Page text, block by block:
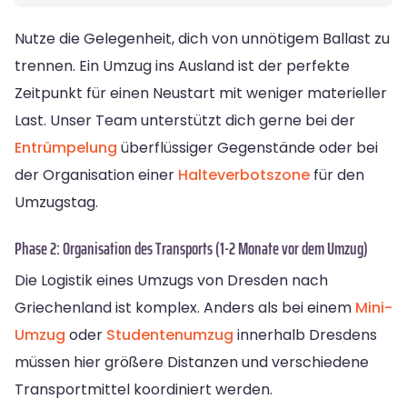
Nutze die Gelegenheit, dich von unnötigem Ballast zu
trennen. Ein Umzug ins Ausland ist der perfekte
Zeitpunkt für einen Neustart mit weniger materieller
Last. Unser Team unterstützt dich gerne bei der
Entrümpelung überflüssiger Gegenstände oder bei
der Organisation einer Halteverbotszone für den
Umzugstag.
Phase 2: Organisation des Transports (1-2 Monate vor dem Umzug)
Die Logistik eines Umzugs von Dresden nach
Griechenland ist komplex. Anders als bei einem Mini-
Umzug oder Studentenumzug innerhalb Dresdens
müssen hier größere Distanzen und verschiedene
Transportmittel koordiniert werden.